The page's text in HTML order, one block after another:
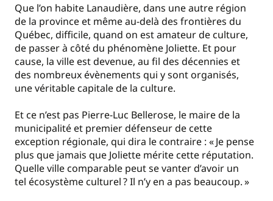
Que l’on habite Lanaudière, dans une autre région
de la province et même au-delà des frontières du
Québec, difficile, quand on est amateur de culture,
de passer à côté du phénomène Joliette. Et pour
cause, la ville est devenue, au fil des décennies et
des nombreux évènements qui y sont organisés,
une véritable capitale de la culture.
Et ce n’est pas Pierre-Luc Bellerose, le maire de la
municipalité et premier défenseur de cette
exception régionale, qui dira le contraire : «Je pense
plus que jamais que Joliette mérite cette réputation.
Quelle ville comparable peut se vanter d’avoir un
tel écosystème culturel? Il n’y en a pas beaucoup.»